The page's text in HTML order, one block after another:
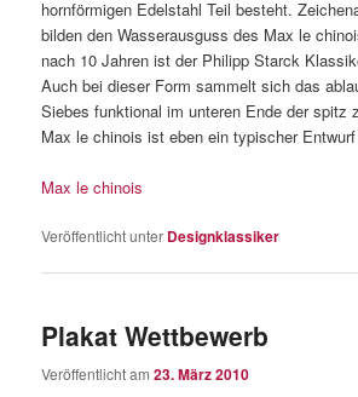
hornförmigen Edelstahl Teil besteht.
bilden den Wasserausguss des Max le
nach 10 Jahren ist der Philipp Starck
Auch bei dieser Form sammelt sich das
Siebes funktional im unteren Ende der spitz
Max le chinois ist eben ein typischer
Max le chinois
Veröffentlicht unter Designklassiker
Plakat Wettbewerb
Veröffentlicht am23. März 2010